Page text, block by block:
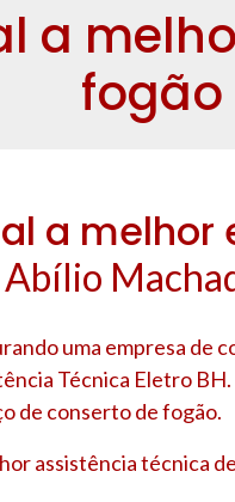
a
fogão
a melhor
Abílio
uma empresa de
Técnica Eletro
de conserto de fogão.
assistência técnica